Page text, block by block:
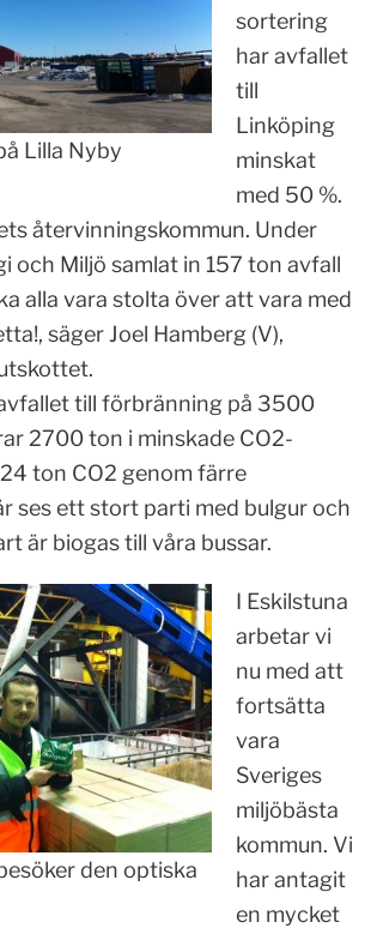
Lilla Nyby
sortering
har avfallet
till
Linköping
minskat
med 50 %.
återvinningskommun. Under
och Miljö samlat in 157 ton avfall
alla vara stolta över att vara med
säger Joel Hamberg (V),
till förbränning på 3500
2700 ton i minskade CO2-
ton CO2 genom färre
ses ett stort parti med bulgur och
är biogas till våra bussar.
den optiska
I Eskilstuna
arbetar vi
nu med att
fortsätta
vara
Sveriges
miljöbästa
kommun. Vi
har antagit
en mycket